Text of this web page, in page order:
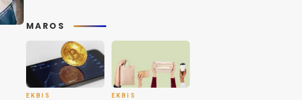
MAROS
EKBIS EKBIS